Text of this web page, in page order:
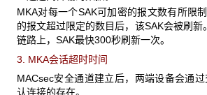
MKA对每一个SAK可加密的报文数有所限
的报文超过限定的数目后，该SAK会被刷新
链路上，SAK最快300秒刷新一次。
3. MKA会话超时时间
MACsec安全通道建立后，两端设备会通
认连接的存在。